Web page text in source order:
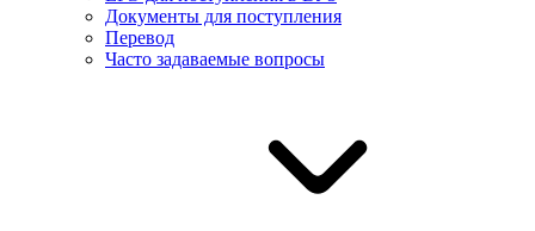
Документы для поступления
Перевод
Часто задаваемые вопросы